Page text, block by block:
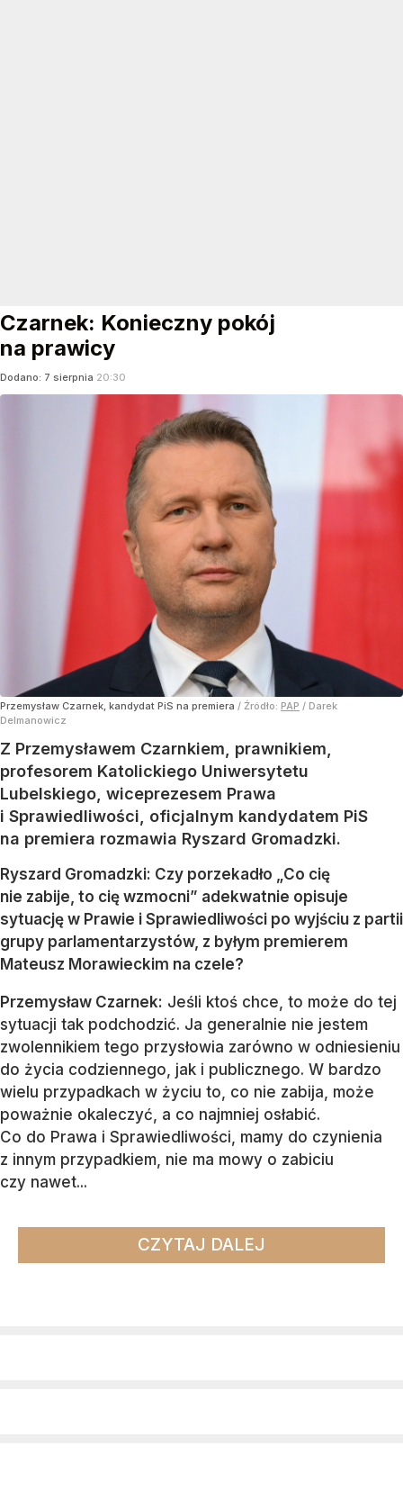
Czarnek: Konieczny pokój
na prawicy
Dodano: 7 sierpnia 20:30
Przemysław Czarnek, kandydat PiS na premiera / Źródło: PAP / Darek
Delmanowicz
Z Przemysławem Czarnkiem, prawnikiem,
profesorem Katolickiego Uniwersytetu
Lubelskiego, wiceprezesem Prawa
i Sprawiedliwości, oficjalnym kandydatem PiS
na premiera rozmawia Ryszard Gromadzki.
Ryszard Gromadzki: Czy porzekadło „Co cię
nie zabije, to cię wzmocni” adekwatnie opisuje
sytuację w Prawie i Sprawiedliwości po wyjściu z partii
grupy parlamentarzystów, z byłym premierem
Mateusz Morawieckim na czele?
Przemysław Czarnek: Jeśli ktoś chce, to może do tej
sytuacji tak podchodzić. Ja generalnie nie jestem
zwolennikiem tego przysłowia zarówno w odniesieniu
do życia codziennego, jak i publicznego. W bardzo
wielu przypadkach w życiu to, co nie zabija, może
poważnie okaleczyć, a co najmniej osłabić.
Co do Prawa i Sprawiedliwości, mamy do czynienia
z innym przypadkiem, nie ma mowy o zabiciu
czy nawet...
CZYTAJ DALEJ